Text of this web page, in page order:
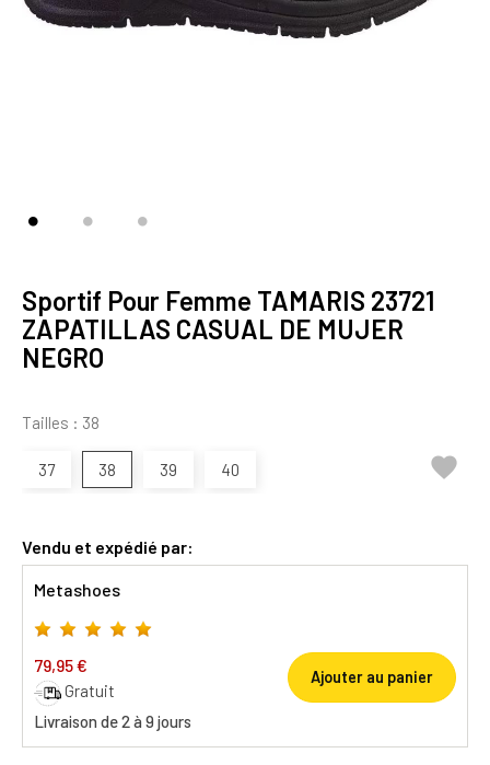
Sportif Pour Femme TAMARIS 23721
ZAPATILLAS CASUAL DE MUJER
NEGRO
Tailles : 38
37 38 39 40 
Vendu et expédié par:
Metashoes
79,95 €
Gratuit
Livraison de 2 à 9 jours
Ajouter au panier